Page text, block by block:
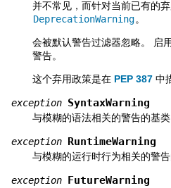
并不常见，而针对当前已有的
DeprecationWarning。
会被默认警告过滤器忽略。 启用
警告。
这个弃用政策是在 PEP 387 中
exception SyntaxWarning
与模糊的语法相关的警告的基类
exception RuntimeWarning
与模糊的运行时行为相关的警告
exception FutureWarning